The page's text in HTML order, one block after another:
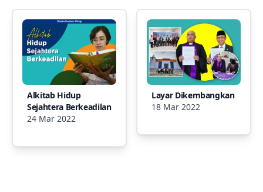
Alkitab Hidup
Sejahtera Berkeadilan
24 Mar 2022
Layar Dikembangkan
18 Mar 2022